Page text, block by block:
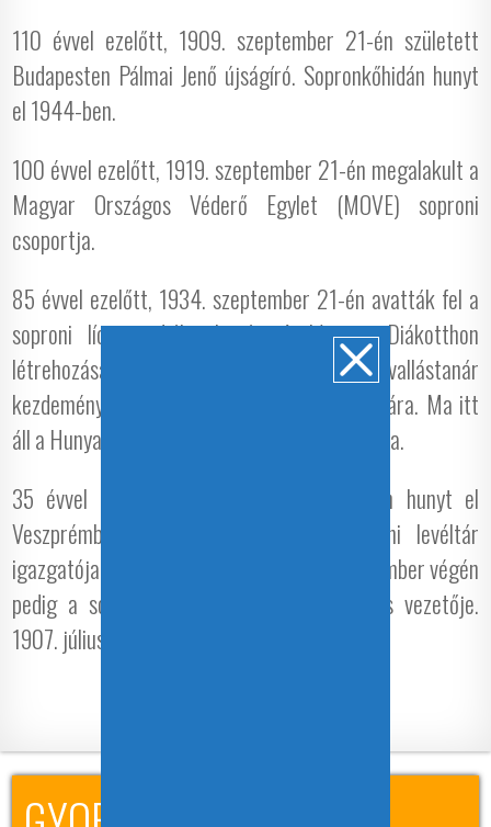
110 évvel ezelőtt, 1909. szeptember 21-én született
Budapesten Pálmai Jenő újságíró. Sopronkőhidán hunyt
el 1944-ben.
100 évvel ezelőtt, 1919. szeptember 21-én megalakult a
Magyar Országos Véderő Egylet (MOVE) soproni
csoportja.
85 évvel ezelőtt, 1934. szeptember 21-én avatták fel a
soproni líceum diákotthonát. A Líceumi Diákotthon
létrehozását Hetvényi Lajos líceumi vallástanár
kezdeményezte a Líceum vidéki diákjai számára. Ma itt
áll a Hunyadi János Evangélikus Általános Iskola.
35 évvel ezelőtt, 1984. szeptember 21-én hunyt el
Veszprémben Takáts Endre, aki a soproni levéltár
igazgatója volt 1950-1957 között, 1956 november végén
pedig a soproni Ideiglenes Nemzeti Tanács vezetője.
1907. július 27-én született Apátfalván.